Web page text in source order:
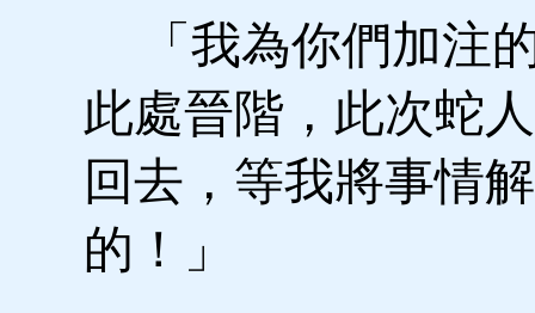
「我為你們加注
此處晉階，此次蛇
回去，等我將事情
的！」